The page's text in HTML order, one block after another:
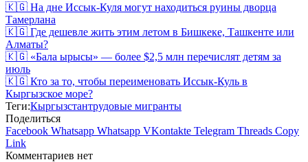
🇰🇬 На дне Иссык-Куля могут находиться руины дворца
Тамерлана
🇰🇬 Где дешевле жить этим летом в Бишкеке, Ташкенте или
Алматы?
🇰🇬 «Бала ырысы» — более $2,5 млн перечислят детям за
июль
🇰🇬 Кто за то, чтобы переименовать Иссык-Куль в
Кыргызское море?
Теги:Кыргызстантрудовые мигранты
Поделиться
Facebook Whatsapp Whatsapp VKontakte Telegram Threads Copy
Link
Комментариев нет